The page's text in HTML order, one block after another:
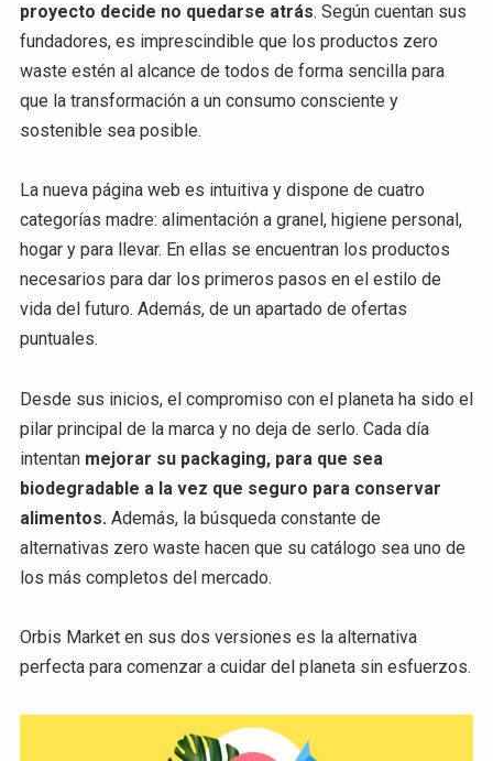
proyecto decide no quedarse atrás. Según cuentan sus
fundadores, es imprescindible que los productos zero
waste estén al alcance de todos de forma sencilla para
que la transformación a un consumo consciente y
sostenible sea posible.
La nueva página web es intuitiva y dispone de cuatro
categorías madre: alimentación a granel, higiene personal,
hogar y para llevar. En ellas se encuentran los productos
necesarios para dar los primeros pasos en el estilo de
vida del futuro. Además, de un apartado de ofertas
puntuales.
Desde sus inicios, el compromiso con el planeta ha sido el
pilar principal de la marca y no deja de serlo. Cada día
intentan mejorar su packaging, para que sea
biodegradable a la vez que seguro para conservar
alimentos. Además, la búsqueda constante de
alternativas zero waste hacen que su catálogo sea uno de
los más completos del mercado.
Orbis Market en sus dos versiones es la alternativa
perfecta para comenzar a cuidar del planeta sin esfuerzos.